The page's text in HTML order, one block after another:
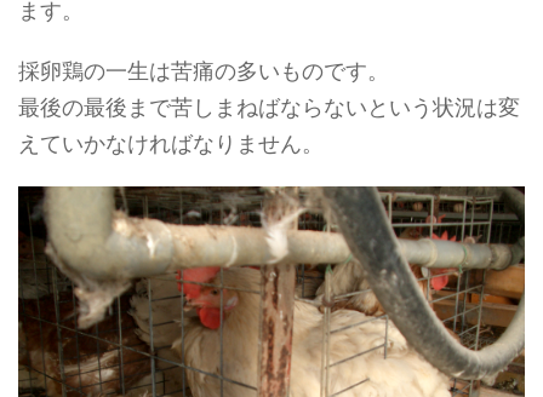
ます。
採卵鶏の一生は苦痛の多いものです。
最後の最後まで苦しまねばならないという状況は変
えていかなければなりません。